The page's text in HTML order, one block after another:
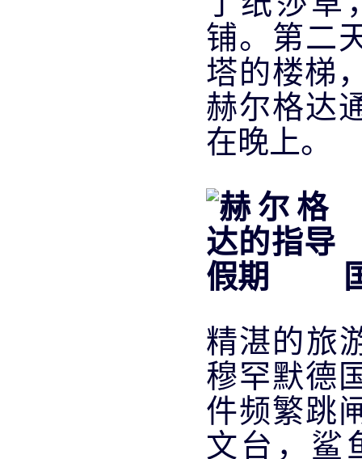
铺。第二
塔的楼梯
赫尔格达
在晚上。
精湛的旅
穆罕默德
件频繁跳
文台，鲨